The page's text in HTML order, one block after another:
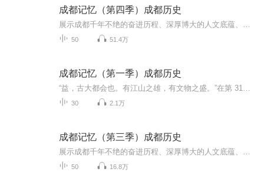
成都记忆（第四季）成都历史
50 51.4万
成都记忆（第一季）成都历史
30 2.1万
成都记忆（第三季）成都历史
50 16.8万